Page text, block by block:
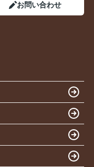
お問い合わせ